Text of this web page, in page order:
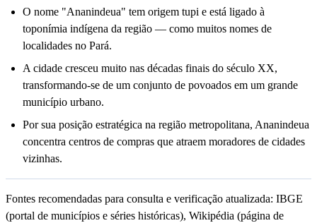
O nome "Ananindeua" tem origem tupi e está ligado à
toponímia indígena da região — como muitos nomes de
localidades no Pará.
A cidade cresceu muito nas décadas finais do século XX,
transformando-se de um conjunto de povoados em um grande
município urbano.
Por sua posição estratégica na região metropolitana, Ananindeua
concentra centros de compras que atraem moradores de cidades
vizinhas.
Fontes recomendadas para consulta e verificação atualizada: IBGE
(portal de municípios e séries históricas), Wikipédia (página de